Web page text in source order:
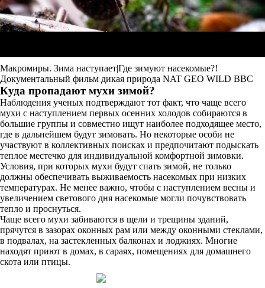
Макромиры. Зима наступает|Где зимуют насекомые?!
Документальный фильм дикая природа NAT GEO WILD BBC
Куда пропадают мухи зимой?
Наблюдения ученых подтверждают тот факт, что чаще всего
мухи с наступлением первых осенних холодов собираются в
большие группы и совместно ищут наиболее подходящее место,
где в дальнейшем будут зимовать. Но некоторые особи не
участвуют в коллективных поисках и предпочитают подыскать
теплое местечко для индивидуальной комфортной зимовки.
Условия, при которых мухи будут спать зимой, не только
должны обеспечивать выживаемость насекомых при низких
температурах. Не менее важно, чтобы с наступлением весны и
увеличением светового дня насекомые могли почувствовать
тепло и проснуться.
Чаще всего мухи забиваются в щели и трещины зданий,
прячутся в зазорах оконных рам или между оконными стеклами,
в подвалах, на застекленных балконах и лоджиях. Многие
находят приют в домах, в сараях, помещениях для домашнего
скота или птицы.